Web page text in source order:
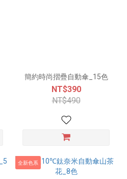
簡約時尚摺疊自動傘_15色
NT$390
NT$490
全新色系